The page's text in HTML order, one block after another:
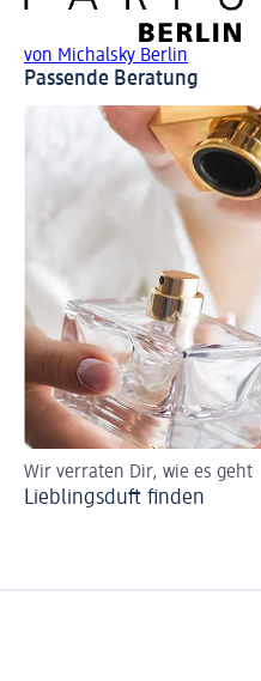
von Michalsky Berlin
Passende Beratung
Wir verraten Dir, wie es geht
Lieblingsduft finden